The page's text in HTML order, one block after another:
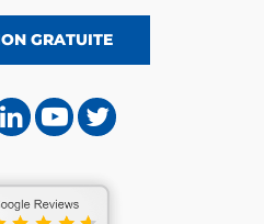
GRATUITE